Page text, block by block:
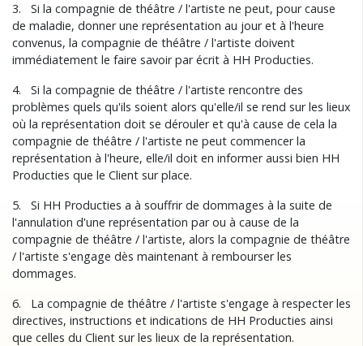
3. Si la compagnie de théâtre / l'artiste ne peut, pour cause
de maladie, donner une représentation au jour et à l'heure
convenus, la compagnie de théâtre / l'artiste doivent
immédiatement le faire savoir par écrit à HH Producties.
4. Si la compagnie de théâtre / l'artiste rencontre des
problèmes quels qu'ils soient alors qu'elle/il se rend sur les lieux
où la représentation doit se dérouler et qu'à cause de cela la
compagnie de théâtre / l'artiste ne peut commencer la
représentation à l'heure, elle/il doit en informer aussi bien HH
Producties que le Client sur place.
5. Si HH Producties a à souffrir de dommages à la suite de
l'annulation d'une représentation par ou à cause de la
compagnie de théâtre / l'artiste, alors la compagnie de théâtre
/ l'artiste s'engage dès maintenant à rembourser les
dommages.
6. La compagnie de théâtre / l'artiste s'engage à respecter les
directives, instructions et indications de HH Producties ainsi
que celles du Client sur les lieux de la représentation.